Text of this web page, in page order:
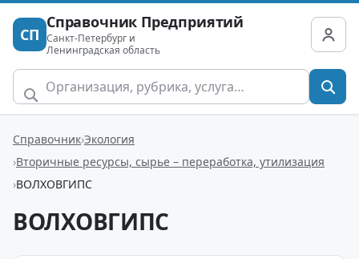
СП
Справочник Предприятий
Санкт-Петербург и
Ленинградская область
Справочник Экология
Вторичные ресурсы, сырье – переработка, утилизация
ВОЛХОВГИПС
ВОЛХОВГИПС